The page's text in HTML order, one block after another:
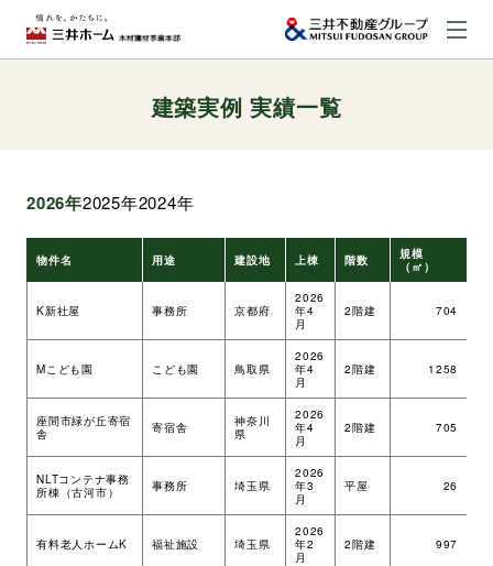
お問い合わせ
建築実例
取扱商品
環境・社会への取り組み
建築実例 実績一覧
2026年2025年2024年
物件名 用途 建設地 上棟 階数
規模
（㎡）
K新社屋 事務所 京都府
2026
年4
月
2階建 704
Mこども園 こども園 鳥取県
2026
年4
月
2階建 1258
座間市緑が丘寄宿
舎
寄宿舎
神奈川
県
2026
年4
月
2階建 705
NLTコンテナ事務
所棟（古河市）
事務所 埼玉県
2026
年3
月
平屋 26
有料老人ホームK 福祉施設 埼玉県
2026
年2
月
2階建 997